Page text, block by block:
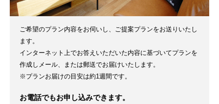
ご希望のプラン内容をお伺いし、ご提案プランをお送りいたし
ます。
インターネット上でお答えいただいた内容に基づいてプランを
作成しメール、または郵送でお届けいたします。
※プランお届けの目安は約1週間です。
お電話でもお申し込みできます。